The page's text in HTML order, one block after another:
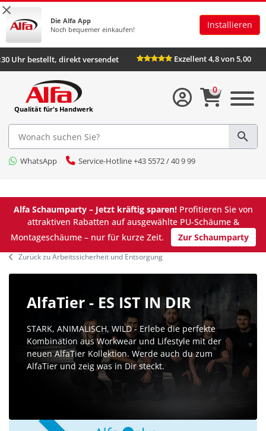
×
Die Alfa App
Noch bequemer einkaufen!
Installieren
Uhr bestellt, direkt versendet Exzellent 4,8 von 5,00
Qualität für's Handwerk
WhatsApp Service-Hotline +43 5572 / 40 9 99
0
Alfa Schaumparty – Jetzt kräftig sparen!Profitieren Sie von
attraktiven Rabatten auf ausgewählte PU-Schäume &
Montageschäume – nur für kurze Zeit.
Zur Schaumparty
Zurück zu Arbeitssicherheit und Entsorgung
AlfaTier - ES IST IN DIR
STARK, ANIMALISCH, WILD - Erlebe die perfekte
Kombination aus Workwear und Lifestyle mit der
neuen AlfaTier Kollektion. Werde auch du zum
AlfaTier und zeig was in Dir steckt.